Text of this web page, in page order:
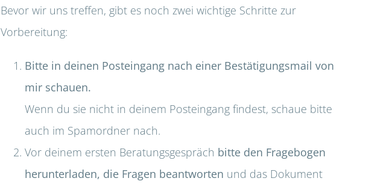
Bevor wir uns treffen, gibt es noch zwei wichtige Schritte zur
Vorbereitung:
Bitte in deinen Posteingang nach einer Bestätigungsmail von
mir schauen.
Wenn du sie nicht in deinem Posteingang findest, schaue bitte
auch im Spamordner nach.
Vor deinem ersten Beratungsgespräch bitte den Fragebogen
herunterladen, die Fragen beantworten und das Dokument